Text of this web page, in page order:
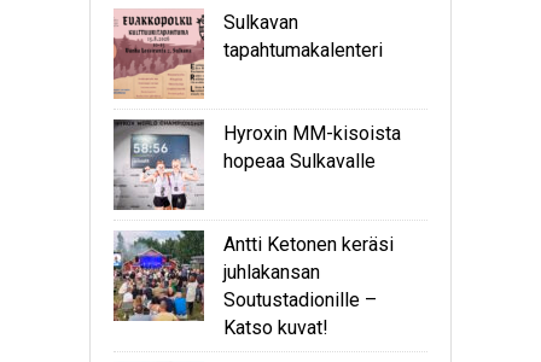
Sulkavan
tapahtumakalenteri
Hyroxin MM-kisoista
hopeaa Sulkavalle
Antti Ketonen keräsi
juhlakansan
Soutustadionille –
Katso kuvat!